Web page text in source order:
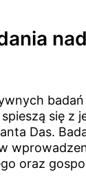
się z
Das.
oraz